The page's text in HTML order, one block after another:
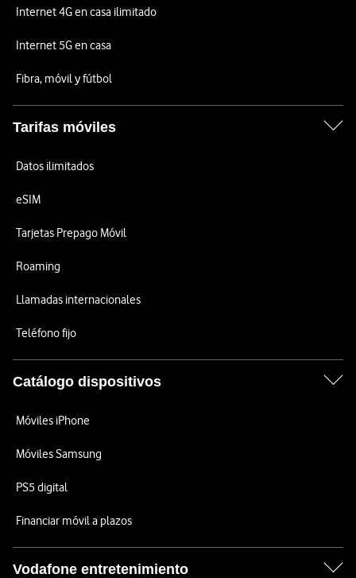
Internet 4G en casa ilimitado
Internet 5G en casa
Fibra, móvil y fútbol
Tarifas móviles
Datos ilimitados
eSIM
Tarjetas Prepago Móvil
Roaming
Llamadas internacionales
Teléfono fijo
Catálogo dispositivos
Móviles iPhone
Móviles Samsung
PS5 digital
Financiar móvil a plazos
Vodafone entretenimiento